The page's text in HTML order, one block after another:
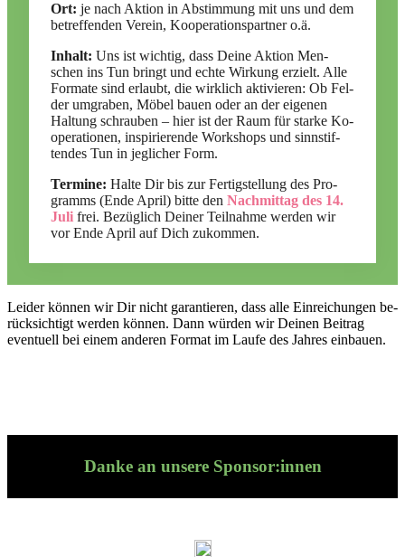
Ort: je nach Ak­tion in Ab­stim­mung mit uns und dem
be­tref­fen­den Ver­ein, Ko­ope­ra­ti­ons­part­ner o.ä.
In­halt: Uns ist wich­tig, dass Deine Ak­tion Men­
schen ins Tun bringt und echte Wir­kung er­zielt. Alle
For­mate sind er­laubt, die wirk­lich ak­ti­vie­ren: Ob Fel­
der um­gra­ben, Mö­bel bauen oder an der ei­ge­nen
Hal­tung schrau­ben – hier ist der Raum für starke Ko­
ope­ra­tio­nen, in­spi­rie­rende Work­shops und sinn­stif­
ten­des Tun in jeg­li­cher Form.
Ter­mine: Halte Dir bis zur Fer­tig­stel­lung des Pro­
gramms (Ende April) bitte den Nach­mit­tag des 14.
Juli frei. Be­züg­lich Dei­ner Teil­nahme wer­den wir
vor Ende April auf Dich zu­kom­men.
Lei­der kön­nen wir Dir nicht ga­ran­tie­ren, dass alle Ein­rei­chun­gen be­
rück­sich­tigt wer­den kön­nen. Dann wür­den wir Dei­nen Bei­trag
even­tu­ell bei ei­nem an­de­ren For­mat im Laufe des Jah­res ein­bauen.
Danke an unsere Sponsor:innen